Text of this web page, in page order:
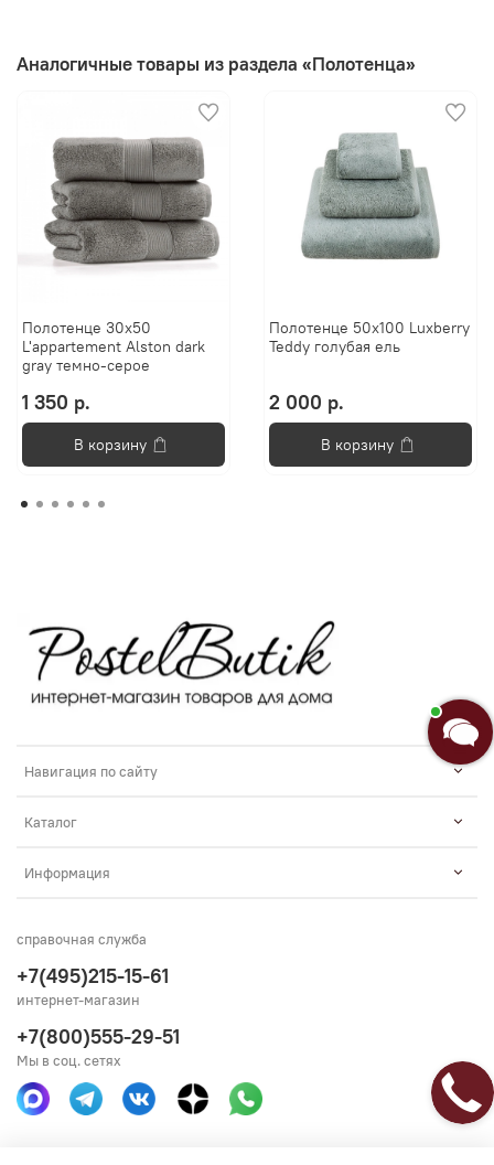
Аналогичные товары из раздела «Полотенца»
Полотенце 30х50
L'appartement Alston dark
gray темно-серое
1 350 р.
В корзину
Полотенце 50х100 Luxberry
Teddy голубая ель
2 000 р.
В корзину
Навигация по сайту
Каталог
Информация
справочная служба
+7(495)215-15-61
интернет-магазин
+7(800)555-29-51
Мы в соц. сетях
Я Анастасия, Ваш консультант.